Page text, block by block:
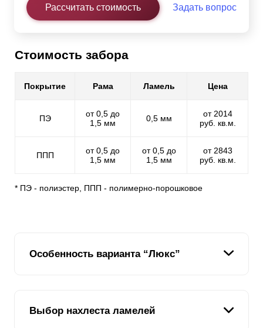
Рассчитать стоимость Задать вопрос
Стоимость забора
Покрытие Рама Ламель Цена
ПЭ
от 0,5 до
1,5 мм
0,5 мм
от 2014
руб. кв.м.
ППП
от 0,5 до
1,5 мм
от 0,5 до
1,5 мм
от 2843
руб. кв.м.
* ПЭ - полиэстер, ППП - полимерно-порошковое
Особенность варианта “Люкс”
Все заборы жалюзи представляют собой особую
конструкцию, похожую на закрытые жалюзи. Данный
Выбор нахлеста ламелей